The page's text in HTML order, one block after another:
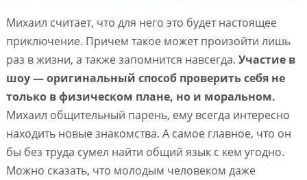
Михаил считает, что для него это будет настоящее
приключение. Причем такое может произойти лишь
раз в жизни, а также запомнится навсегда. Участие в
шоу — оригинальный способ проверить себя не
только в физическом плане, но и моральном.
Михаил общительный парень, ему всегда интересно
находить новые знакомства. А самое главное, что он
бы без труда сумел найти общий язык с кем угодно.
Можно сказать, что молодым человеком даже